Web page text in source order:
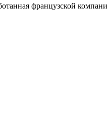
французской